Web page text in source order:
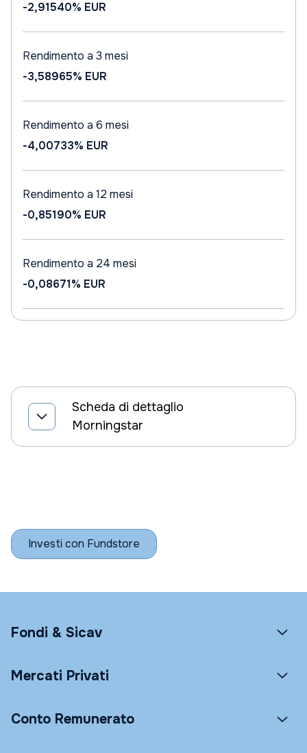
-2,91540% EUR
Rendimento a 3 mesi
-3,58965% EUR
Rendimento a 6 mesi
-4,00733% EUR
Rendimento a 12 mesi
-0,85190% EUR
Rendimento a 24 mesi
-0,08671% EUR
Scheda di dettaglio
Morningstar
Investi con Fundstore
Fondi & Sicav
Mercati Privati
Conto Remunerato